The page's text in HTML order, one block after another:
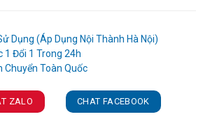
Dụng (Áp Dụng Nội Thành Hà Nội)
1 Đổi 1 Trong 24h
ZALO CHAT FACEBOOK